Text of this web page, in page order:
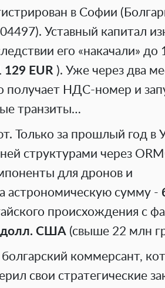
в Софии
Уставный капитал
его «накачали» до
129 EUR ). Уже через два
получает НДС-номер и
транзиты…
Только за прошлый год в
структурами через
для дронов и
астрономическую сумму -
происхождения с
долл. США (свыше 22 млн
коммерсант,
свои стратегические